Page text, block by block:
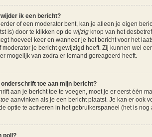
ik een bericht?
of een moderator bent, kan je alleen je eigen
is) door te klikken op de wijzig knop van het
hoeveel keer en wanneer je het bericht voor het
moderator je bericht gewijzigd heeft. Zij kunnen wel
mogelijk van zodra er iemand gereageerd heeft.
onderschrift toe aan mijn bericht?
aan je bericht toe te voegen, moet je er eerst één
aanvinken als je een bericht plaatst. Je kan er ook
optie te activeren in het gebruikerspaneel (het is
poll?